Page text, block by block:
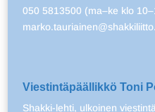
050 5813500 (ma–ke klo
Viestintäpäällikkö Toni
Shakki-lehti, ulkoinen